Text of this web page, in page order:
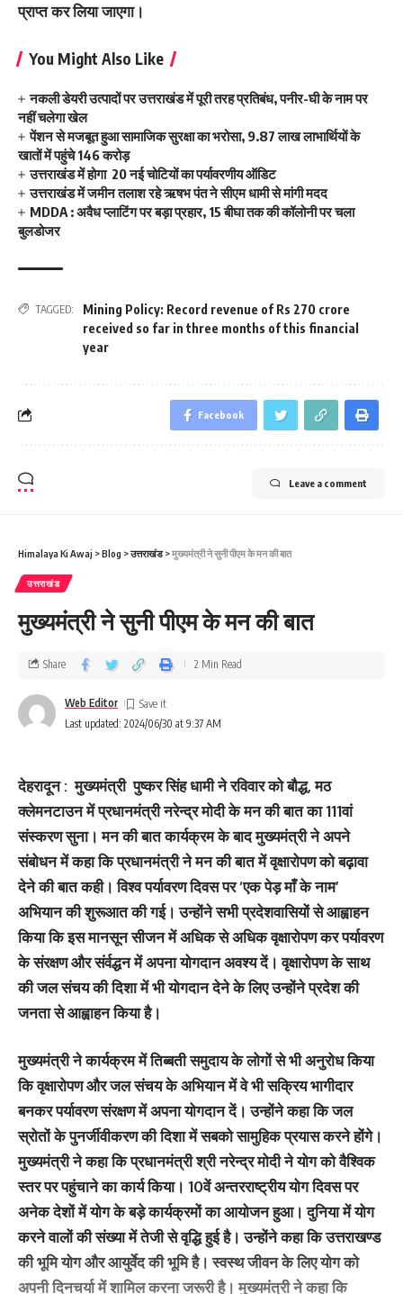
प्राप्त कर लिया जाएगा।
You Might Also Like
नकली डेयरी उत्पादों पर उत्तराखंड में पूरी तरह प्रतिबंध, पनीर-घी के नाम पर
नहीं चलेगा खेल
पेंशन से मजबूत हुआ सामाजिक सुरक्षा का भरोसा, 9.87 लाख लाभार्थियों के
खातों में पहुंचे 146 करोड़
उत्तराखंड में होगा 20 नई चोटियों का पर्यावरणीय ऑडिट
उत्तराखंड में जमीन तलाश रहे ऋषभ पंत ने सीएम धामी से मांगी मदद
MDDA : अवैध प्लाटिंग पर बड़ा प्रहार, 15 बीघा तक की कॉलोनी पर चला
बुलडोजर
TAGGED:
Mining Policy: Record revenue of Rs 270 crore
received so far in three months of this financial
year
Facebook
Leave a comment
Himalaya Ki Awaj >Blog >उत्तराखंड>मुख्‍यमंत्री ने सुनी पीएम के मन की बात
उत्तराखंड
मुख्‍यमंत्री ने सुनी पीएम के मन की बात
Last updated: 2024/06/30 at 9:37 AM
Web Editor
Share 2 Min Read
देहरादून : मुख्यमंत्री पुष्कर सिंह धामी ने रविवार को बौद्ध, मठ
क्लेमनटाउन में प्रधानमंत्री नरेन्द्र मोदी के मन की बात का 111वां
संस्करण सुना। मन की बात कार्यक्रम के बाद मुख्यमंत्री ने अपने
संबोधन में कहा कि प्रधानमंत्री ने मन की बात में वृक्षारोपण को बढ़ावा
देने की बात कही। विश्व पर्यावरण दिवस पर ‘एक पेड़ माँ के नाम’
अभियान की शुरूआत की गई। उन्होंने सभी प्रदेशवासियों से आह्वाहन
किया कि इस मानसून सीजन में अधिक से अधिक वृक्षारोपण कर पर्यावरण
के संरक्षण और संर्वद्धन में अपना योगदान अवश्य दें। वृक्षारोपण के साथ
की जल संचय की दिशा में भी योगदान देने के लिए उन्होंने प्रदेश की
जनता से आह्वाहन किया है।
मुख्यमंत्री ने कार्यक्रम में तिब्बती समुदाय के लोगों से भी अनुरोध किया
कि वृक्षारोपण और जल संचय के अभियान में वे भी सक्रिय भागीदार
बनकर पर्यावरण संरक्षण में अपना योगदान दें। उन्होंने कहा कि जल
स्रोतों के पुनर्जीवीकरण की दिशा में सबको सामुहिक प्रयास करने होंगे।
मुख्यमंत्री ने कहा कि प्रधानमंत्री श्री नरेन्द्र मोदी ने योग को वैश्विक
स्तर पर पहुंचाने का कार्य किया। 10वें अन्तरराष्ट्रीय योग दिवस पर
अनेक देशों में योग के बड़े कार्यक्रमों का आयोजन हुआ। दुनिया में योग
करने वालों की संख्या में तेजी से वृद्धि हुई है। उन्होंने कहा कि उत्तराखण्ड
की भूमि योग और आयुर्वेद की भूमि है। स्वस्थ जीवन के लिए योग को
अपनी दिनचर्या में शामिल करना जरूरी है। मुख्यमंत्री ने कहा कि